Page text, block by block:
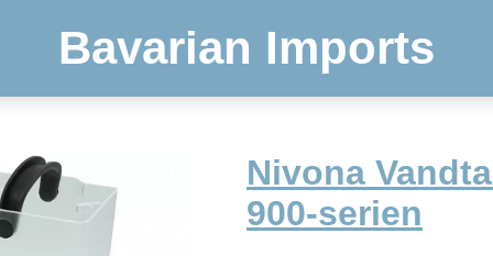
Bavarian Imports
Nivona
900-serien